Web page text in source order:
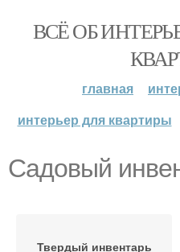
ВСЁ ОБ
главная
интерьер для квартиры
Садовый
Твердый инвентарь